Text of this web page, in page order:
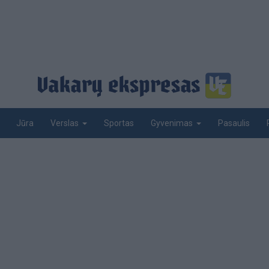
Jūra Verslas Sportas Gyvenimas Pasaulis